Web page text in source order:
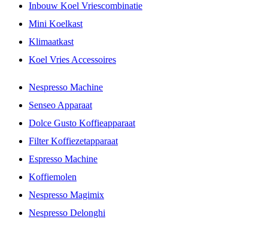
Inbouw Koel Vriescombinatie
Mini Koelkast
Klimaatkast
Koel Vries Accessoires
Nespresso Machine
Senseo Apparaat
Dolce Gusto Koffieapparaat
Filter Koffiezetapparaat
Espresso Machine
Koffiemolen
Nespresso Magimix
Nespresso Delonghi